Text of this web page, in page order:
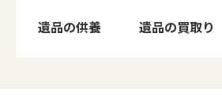
遺品の供養 遺品の買取り